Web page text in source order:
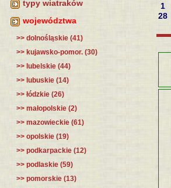
typy wiatraków
województwa
>> dolnośląskie (41)
>> kujawsko-pomor. (30)
>> lubelskie (44)
>> lubuskie (14)
>> łódzkie (26)
>> małopolskie (2)
>> mazowieckie (61)
>> opolskie (19)
>> podkarpackie (12)
>> podlaskie (59)
>> pomorskie (13)
1
28